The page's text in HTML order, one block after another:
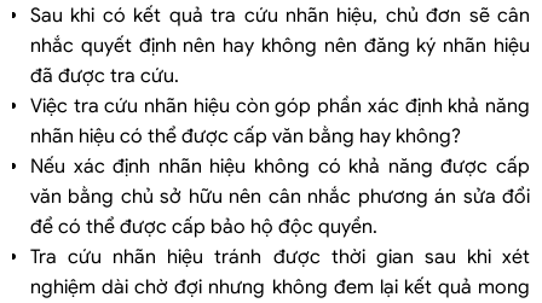
Sau khi có kết quả tra cứu nhãn hiệu, chủ đơn sẽ cân
nhắc quyết định nên hay không nên đăng ký nhãn hiệu
đã được tra cứu.
Việc tra cứu nhãn hiệu còn góp phần xác định khả năng
nhãn hiệu có thể được cấp văn bằng hay không?
Nếu xác định nhãn hiệu không có khả năng được cấp
văn bằng chủ sở hữu nên cân nhắc phương án sửa đổi
để có thể được cấp bảo hộ độc quyền.
Tra cứu nhãn hiệu tránh được thời gian sau khi xét
nghiệm dài chờ đợi nhưng không đem lại kết quả mong